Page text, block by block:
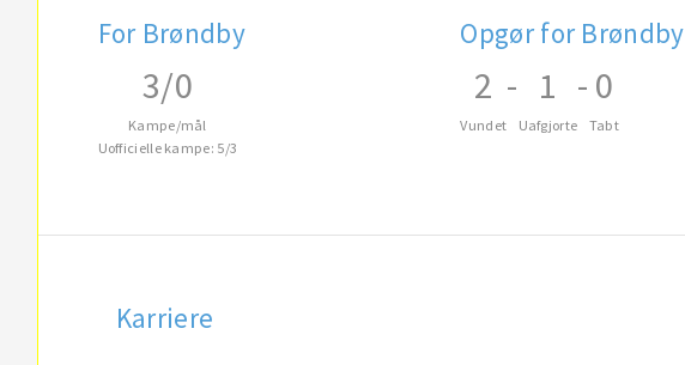
For Brøndby
3/0
Kampe/mål
Uofficielle kampe: 5/3
Opgør for Brøndby
2
Vundet
- 1
Uafgjorte
- 0
Tabt
Karriere